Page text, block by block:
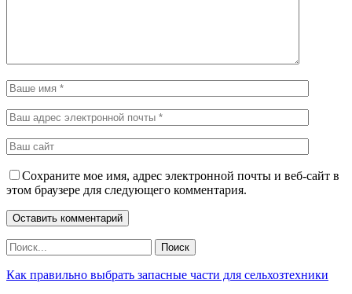
Сохраните мое имя, адрес электронной почты и веб-сайт в
этом браузере для следующего комментария.
Как правильно выбрать запасные части для сельхозтехники